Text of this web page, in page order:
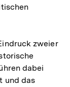
zweier
dabei
und das